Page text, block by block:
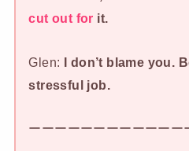
cut out for it.
Glen: I don’t blame you.
stressful job.
ーーーーーーーーーーーー